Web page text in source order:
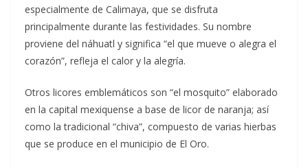
especialmente de Calimaya, que se disfruta
principalmente durante las festividades. Su nombre
proviene del náhuatl y significa “el que mueve o alegra el
corazón”, refleja el calor y la alegría.
Otros licores emblemáticos son “el mosquito” elaborado
en la capital mexiquense a base de licor de naranja; así
como la tradicional “chiva”, compuesto de varias hierbas
que se produce en el municipio de El Oro.